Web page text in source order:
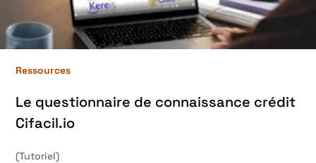
Ressources
Le questionnaire de connaissance crédit
Cifacil.io
(Tutoriel)